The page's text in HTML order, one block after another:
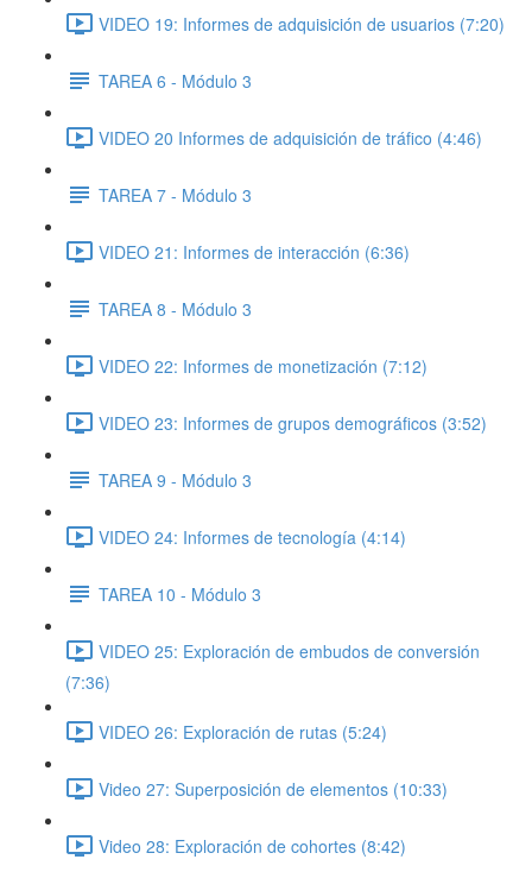
VIDEO 19: Informes de adquisición de usuarios (7:20)
TAREA 6 - Módulo 3
VIDEO 20 Informes de adquisición de tráfico (4:46)
TAREA 7 - Módulo 3
VIDEO 21: Informes de interacción (6:36)
TAREA 8 - Módulo 3
VIDEO 22: Informes de monetización (7:12)
VIDEO 23: Informes de grupos demográficos (3:52)
TAREA 9 - Módulo 3
VIDEO 24: Informes de tecnología (4:14)
TAREA 10 - Módulo 3
VIDEO 25: Exploración de embudos de conversión
(7:36)
VIDEO 26: Exploración de rutas (5:24)
Video 27: Superposición de elementos (10:33)
Video 28: Exploración de cohortes (8:42)